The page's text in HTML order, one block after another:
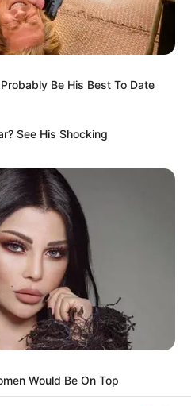
Be His Best To Date
See His Shocking
Would Be On Top